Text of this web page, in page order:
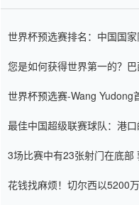
世界杯预选赛排名：中国国
您是如何获得世界第一的？
世界杯预选赛-Wang Yudong
最佳中国超级联赛球队：港
3场比赛中有23张射门在底部
花钱找麻烦！切尔西以5200